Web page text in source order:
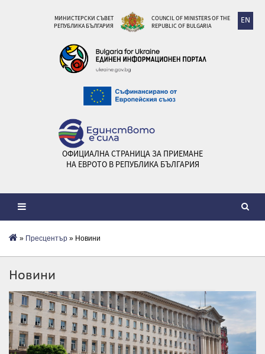
EN
МИНИСТЕРСКИ СЪВЕТ
РЕПУБЛИКА БЪЛГАРИЯ
COUNCIL OF MINISTERS OF THE
REPUBLIC OF BULGARIA
ОФИЦИАЛНА СТРАНИЦА ЗА ПРИЕМАНЕ
НА ЕВРОТО В РЕПУБЛИКА БЪЛГАРИЯ
» Пресцентър » Новини
Новини